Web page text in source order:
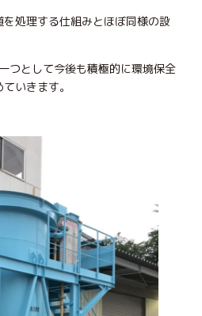
処理する仕組みとほぼ同様の設
つとして今後も積極的に環境保全
いきます。